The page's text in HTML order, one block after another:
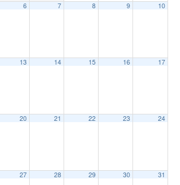
6 7 8 9 10
13 14 15 16 17
20 21 22 23 24
27 28 29 30 31